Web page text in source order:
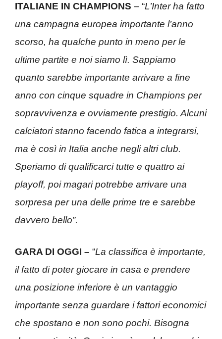
ITALIANE IN CHAMPIONS – “L’Inter ha fatto
una campagna europea importante l’anno
scorso, ha qualche punto in meno per le
ultime partite e noi siamo lì. Sappiamo
quanto sarebbe importante arrivare a fine
anno con cinque squadre in Champions per
sopravvivenza e ovviamente prestigio. Alcuni
calciatori stanno facendo fatica a integrarsi,
ma è così in Italia anche negli altri club.
Speriamo di qualificarci tutte e quattro ai
playoff, poi magari potrebbe arrivare una
sorpresa per una delle prime tre e sarebbe
davvero bello”.
GARA DI OGGI – “La classifica è importante,
il fatto di poter giocare in casa e prendere
una posizione inferiore è un vantaggio
importante senza guardare i fattori economici
che spostano e non sono pochi. Bisogna